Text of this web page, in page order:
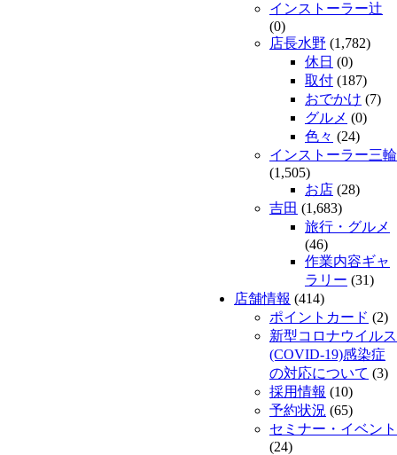
インストーラー辻
(0)
店長水野 (1,782)
休日 (0)
取付 (187)
おでかけ (7)
グルメ (0)
色々 (24)
インストーラー三輪
(1,505)
お店 (28)
吉田 (1,683)
旅行・グルメ
(46)
作業内容ギャ
ラリー (31)
店舗情報 (414)
ポイントカード (2)
新型コロナウイルス
(COVID-19)感染症
の対応について (3)
採用情報 (10)
予約状況 (65)
セミナー・イベント
(24)